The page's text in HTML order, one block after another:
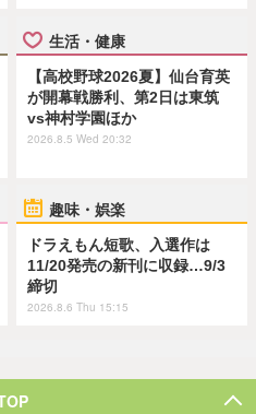
生活・健康
【高校野球2026夏】仙台育英
が開幕戦勝利、第2日は東筑
vs神村学園ほか
2026.8.5 Wed 20:32
趣味・娯楽
ドラえもん短歌、入選作は
11/20発売の新刊に収録…9/3
締切
2026.8.6 Thu 15:15